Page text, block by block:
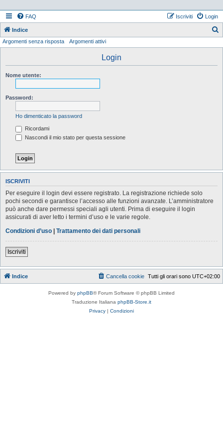
FAQ Login
Iscriviti
Indice
Argomenti senza risposta Argomenti attivi
Login
Nome utente:
Password:
Ho dimenticato la password
Ricordami
Nascondi il mio stato per questa sessione
ISCRIVITI
Per eseguire il login devi essere registrato. La registrazione richiede solo
pochi secondi e garantisce l’accesso alle funzioni avanzate. L’amministratore
può anche dare permessi speciali agli utenti. Prima di eseguire il login
assicurati di aver letto i termini d’uso e le varie regole.
Condizioni d’uso | Trattamento dei dati personali
Iscriviti
Indice Tutti gli orari sono UTC+02:00
Cancella cookie
Powered by phpBB® Forum Software © phpBB Limited
Traduzione Italiana phpBB-Store.it
Privacy | Condizioni